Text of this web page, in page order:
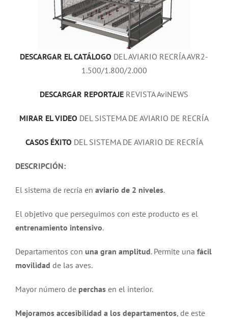
DESCARGAR EL CATÁLOGO DEL AVIARIO RECRÍA AVR2-
1.500/1.800/2.000
DESCARGAR REPORTAJE REVISTA AviNEWS
MIRAR EL VIDEO DEL SISTEMA DE AVIARIO DE RECRÍA
CASOS ÉXITO DEL SISTEMA DE AVIARIO DE RECRÍA
DESCRIPCIÓN:
El sistema de recría en aviario de 2 niveles.
El objetivo que perseguimos con este producto es el
entrenamiento intensivo.
Departamentos con una gran amplitud. Permite una fácil
movilidad de las aves.
Mayor número de perchas en el interior.
Mejoramos accesibilidad a los departamentos, de este